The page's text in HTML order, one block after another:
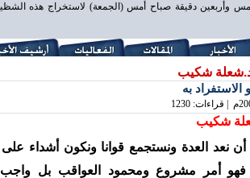
وأربعين دقيقة صباح أمس (الجمعة) لاستخراج هذه
شكيب
به
م | قراءات: 1230
شكيب
أن نعد العدة ونستجمع قوانا ونكون أشداء
فهو أمر مشروع ومحمود العواقب بل